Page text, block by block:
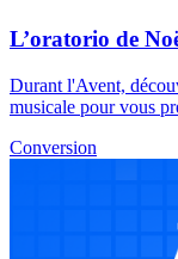
L’oratorio de
Durant l'Avent,
musicale pour vous
Conversion